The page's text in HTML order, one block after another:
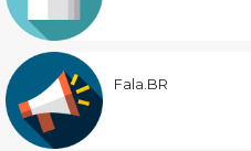
Fala.BR